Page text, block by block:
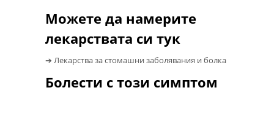
Можете да намерите
лекарствата си тук
➔ Лекарства за стомашни заболявания и болка
Болести с този симптом